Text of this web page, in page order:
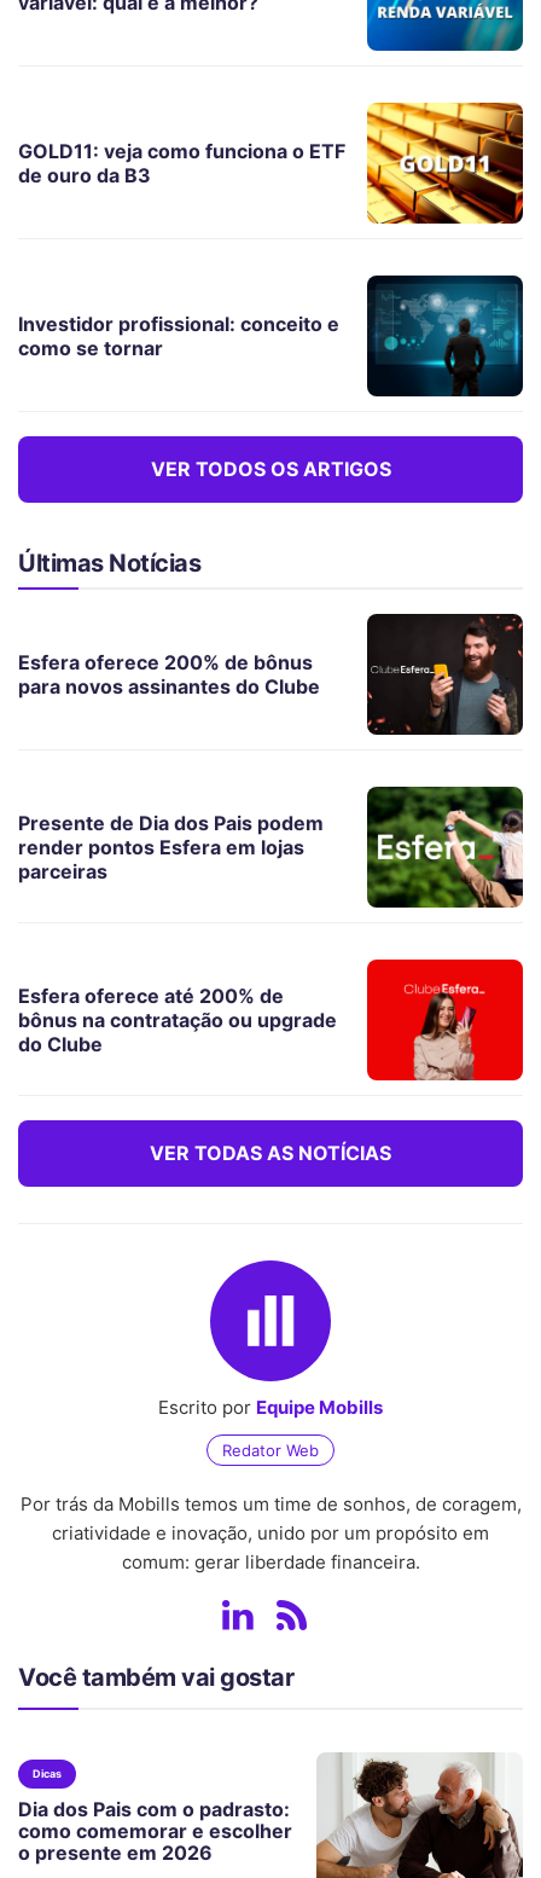
GOLD11: veja como funciona o ETF
de ouro da B3
Investidor profissional: conceito e
como se tornar
VER TODOS OS ARTIGOS
Últimas Notícias
Esfera oferece 200% de bônus
para novos assinantes do Clube
Presente de Dia dos Pais podem
render pontos Esfera em lojas
parceiras
Esfera oferece até 200% de
bônus na contratação ou upgrade
do Clube
VER TODAS AS NOTÍCIAS
Escrito por Equipe Mobills
Redator Web
Por trás da Mobills temos um time de sonhos, de coragem,
criatividade e inovação, unido por um propósito em
comum: gerar liberdade financeira.
Você também vai gostar
Dicas
Dia dos Pais com o padrasto:
como comemorar e escolher
o presente em 2026